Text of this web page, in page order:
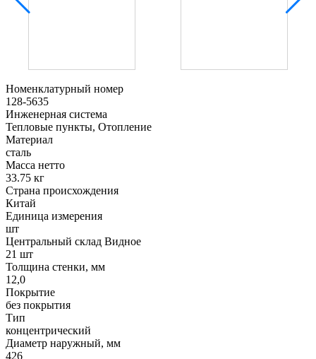
Номенклатурный номер
128-5635
Инженерная система
Тепловые пункты, Отопление
Материал
сталь
Масса нетто
33.75 кг
Страна происхождения
Китай
Единица измерения
шт
Центральный склад Видное
21 шт
Толщина стенки, мм
12,0
Покрытие
без покрытия
Тип
концентрический
Диаметр наружный, мм
426